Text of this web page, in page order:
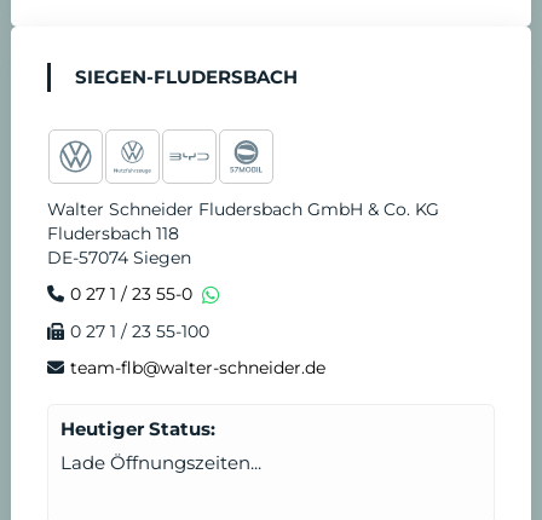
r
SIEGEN-FLUDERSBACH
Walter Schneider Fludersbach GmbH & Co. KG
Fludersbach 118
DE-57074 Siegen
0 27 1 / 23 55-0
0 27 1 / 23 55-100
team-flb@walter-schneider.de
Heutiger Status:
Lade Öffnungszeiten...